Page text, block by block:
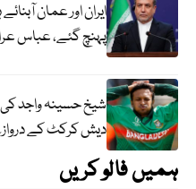
ایران اور عمان
پہنچ گئے، عباس
شیخ حسینہ واجد
دیش کرکٹ کے
ہمیں فالو کریں